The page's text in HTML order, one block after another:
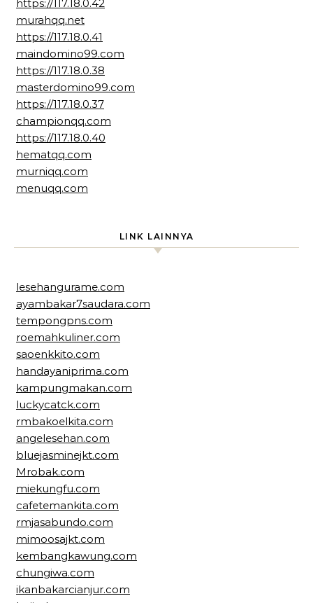
https://117.18.0.42
murahqq.net
https://117.18.0.41
maindomino99.com
https://117.18.0.38
masterdomino99.com
https://117.18.0.37
championqq.com
https://117.18.0.40
hematqq.com
murniqq.com
menuqq.com
LINK LAINNYA
lesehangurame.com
ayambakar7saudara.com
tempongpns.com
roemahkuliner.com
saoenkkito.com
handayaniprima.com
kampungmakan.com
luckycatck.com
rmbakoelkita.com
angelesehan.com
bluejasminejkt.com
Mrobak.com
miekungfu.com
cafetemankita.com
rmjasabundo.com
mimoosajkt.com
kembangkawung.com
chungiwa.com
ikanbakarcianjur.com